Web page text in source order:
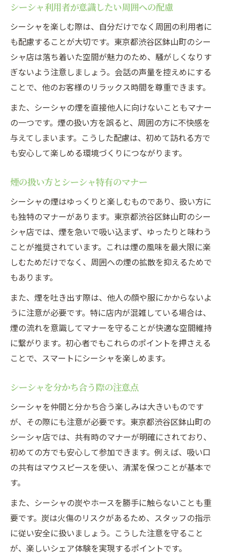
シーシャ利用者が意識したい周囲への配慮
シーシャを楽しむ際は、自分だけでなく周囲の利用者に
も配慮することが大切です。東京都渋谷区鉢山町のシー
シャ店は落ち着いた空間が魅力のため、騒がしくなりす
ぎないよう注意しましょう。会話の声量を控えめにする
ことで、他のお客様のリラックス時間を尊重できます。
また、シーシャの煙を直接他人に向けないこともマナー
の一つです。煙の扱い方を誤ると、周囲の方に不快感を
与えてしまいます。こうした配慮は、初めて訪れる方で
も安心して楽しめる環境づくりにつながります。
煙の扱い方とシーシャ特有のマナー
シーシャの煙はゆっくりと楽しむものであり、扱い方に
も独特のマナーがあります。東京都渋谷区鉢山町のシー
シャ店では、煙を急いで吸い込まず、ゆったりと味わう
ことが推奨されています。これは煙の風味を最大限に楽
しむためだけでなく、周囲への煙の拡散を抑えるためで
もあります。
また、煙を吐き出す際は、他人の顔や服にかからないよ
うに注意が必要です。特に店内が混雑している場合は、
煙の流れを意識してマナーを守ることが快適な空間維持
に繋がります。初心者でもこれらのポイントを押さえる
ことで、スマートにシーシャを楽しめます。
シーシャを分かち合う際の注意点
シーシャを仲間と分かち合う楽しみは大きいものです
が、その際にも注意が必要です。東京都渋谷区鉢山町の
シーシャ店では、共有時のマナーが明確にされており、
初めての方でも安心して参加できます。例えば、吸い口
の共有はマウスピースを使い、清潔を保つことが基本で
す。
また、シーシャの炭やホースを勝手に触らないことも重
要です。炭は火傷のリスクがあるため、スタッフの指示
に従い安全に扱いましょう。こうした注意を守ること
が、楽しいシェア体験を実現するポイントです。